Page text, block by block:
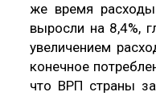
же время расходы
выросли на 8,4%,
увеличением
конечное
что ВРП страны